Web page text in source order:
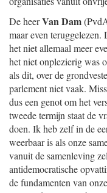
De heerVan Dam
maar even
het niet allemaal meer
het niet onplezierig was
als dit, over de
parlement niet vaak.
dus een genot om het
tweede termijn staat de
doen. Ik heb zelf in de
weerbaar is als onze
vanuit de samenleving
antidemocratische
de fundamenten van